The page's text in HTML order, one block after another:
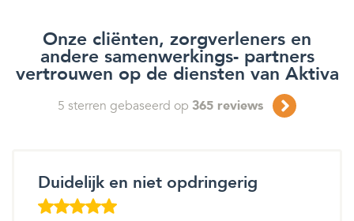
Onze cliënten, zorgverleners en
andere samenwerkings- partners
vertrouwen op de diensten van Aktiva
5 sterren gebaseerd op 365 reviews
Duidelijk en niet opdringerig